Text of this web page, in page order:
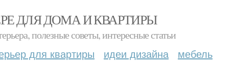
ДЛЯ ДОМА И КВАРТИРЫ
полезные советы, интересные статьи
для квартиры идеи дизайна мебель